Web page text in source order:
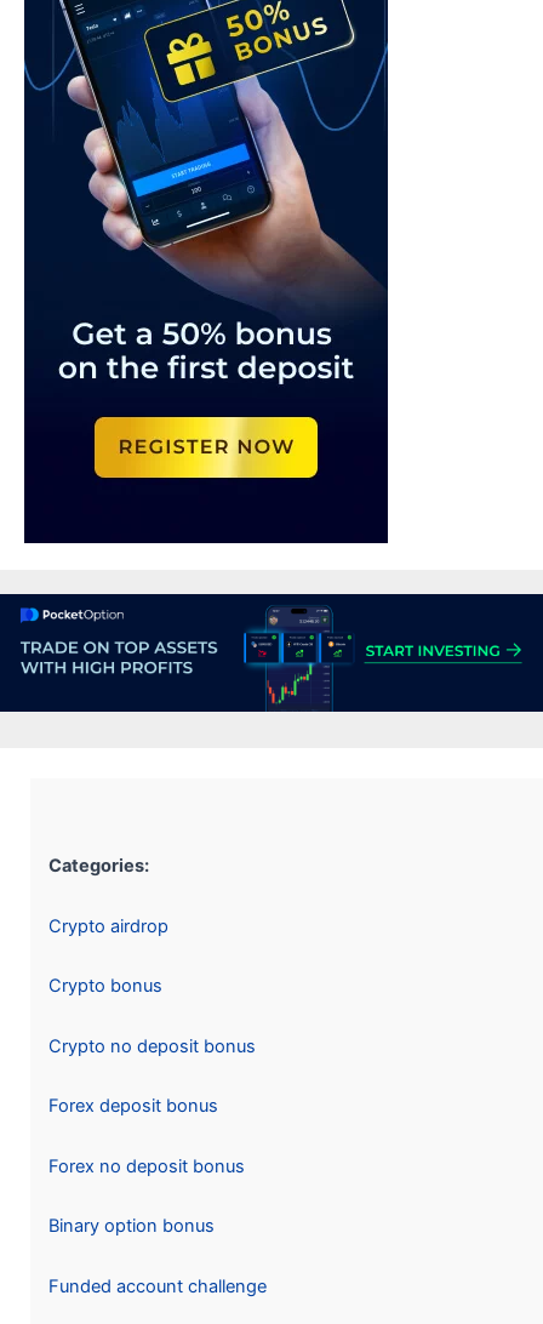
Categories:
Crypto airdrop
Crypto bonus
Crypto no deposit bonus
Forex deposit bonus
Forex no deposit bonus
Binary option bonus
Funded account challenge